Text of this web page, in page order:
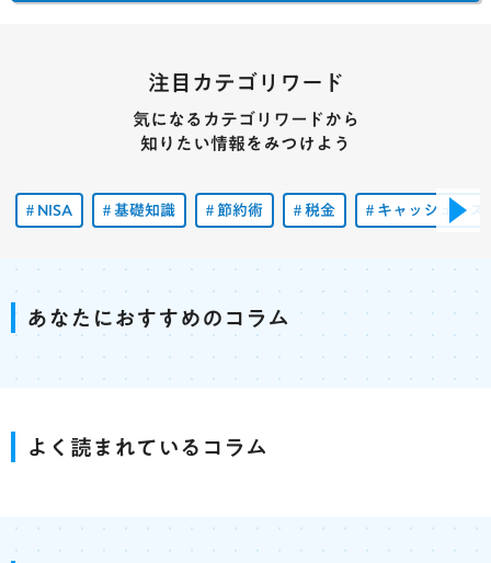
注目カテゴリワード
気になるカテゴリワードから
知りたい情報をみつけよう
NISA 基礎知識 節約術 税金 キャッシュレス
あなたにおすすめのコラム
よく読まれているコラム